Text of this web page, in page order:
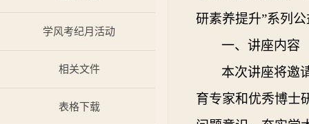
学风考纪月活动
相关文件
表格下载
研素养提升”系列
一、讲座内容
本次讲座将邀
育专家和优秀博士